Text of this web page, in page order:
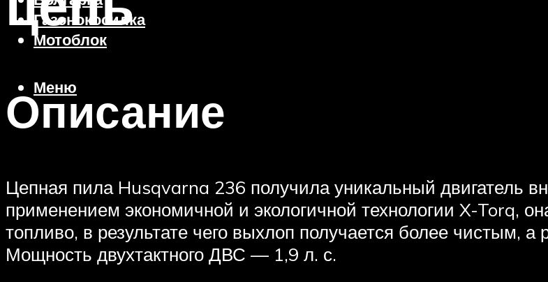
Газонокосилка
Мотоблок
Меню
Описание
Цепная пила Husqvarna 236 получила уникальный двигатель
применением экономичной и экологичной технологии X-Torq,
топливо, в результате чего выхлоп получается более чистым,
Мощность двухтактного ДВС — 1,9 л. с.